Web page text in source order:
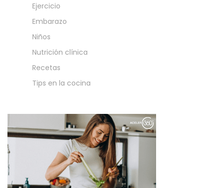
Ejercicio
Embarazo
Niños
Nutrición clínica
Recetas
Tips en la cocina